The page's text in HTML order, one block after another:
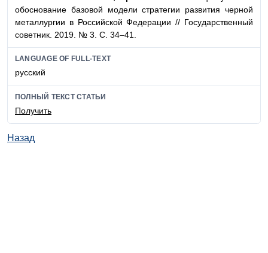
обоснование базовой модели стратегии развития черной
металлургии в Российской Федерации // Государственный
советник. 2019. № 3. С. 34–41.
LANGUAGE OF FULL-TEXT
русский
ПОЛНЫЙ ТЕКСТ СТАТЬИ
Получить
Назад